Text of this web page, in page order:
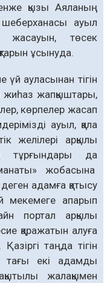
қызы Аяланың
шеберханасы ауыл
жасауын, төсек
ұсынуда.
ауласынан тігін
жиһаз жапқыштары,
көрпелер жасап
ауыл, қала
желілері арқылы
тұрғындары да
жобасына
адамға қатысу
мекемеге апарып
портал арқылы
қаражатын алуға
таңда тігін
тағы екі адамды
жалақымен